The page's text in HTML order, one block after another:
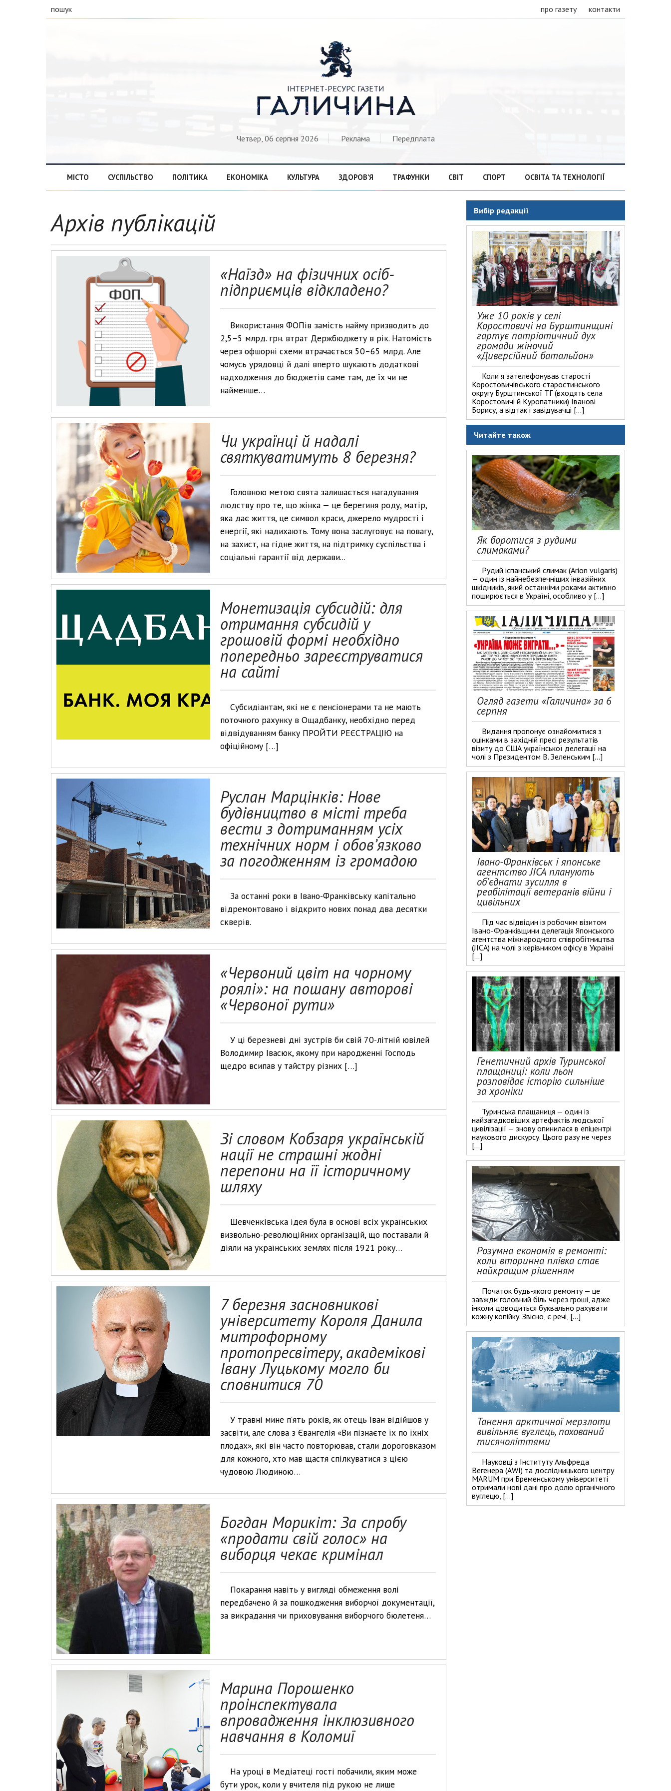
пошук про газету контакти

ІНТЕРНЕТ-РЕСУРС ГАЗЕТИ
ГАЛИЧИНА
Четвер, 06 серпня 2026 Реклама Передплата
МІСТО СУСПІЛЬСТВО ПОЛІТИКА ЕКОНОМІКА КУЛЬТУРА ЗДОРОВ’Я ТРАФУНКИ СВІТ СПОРТ ОСВІТА ТА ТЕХНОЛОГІЇ
Архів публікацій
«Наїзд» на фізичних осіб-
підприємців відкладено?
Використання ФОПів замість найму призводить до
2,5–5 млрд. грн. втрат Держбюджету в рік. Натомість
через офшорні схеми втрачається 50–65 млрд. Але
чомусь урядовці й далі вперто шукають додаткові
надходження до бюджетів саме там, де їх чи не
найменше…
Чи українці й надалі
святкуватимуть 8 березня?
Головною метою свята залишається нагадування
людству про те, що жінка — це берегиня роду, матір,
яка дає життя, це символ краси, джерело мудрості і
енергії, які надихають. Тому вона заслуговує на повагу,
на захист, на гідне життя, на підтримку суспільства і
соціальні гарантії від держави...
Монетизація субсидій: для
отримання субсидій у
грошовій формі необхідно
попередньо зареєструватися
на сайті
Субсидіантам, які не є пенсіонерами та не мають
поточного рахунку в Ощадбанку, необхідно перед
відвідуванням банку ПРОЙТИ РЕЄСТРАЦІЮ на
офіційному […]
Руслан Марцінків: Нове
будівництво в місті треба
вести з дотриманням усіх
технічних норм і обов’язково
за погодженням із громадою
За останні роки в Івано-Франківську капітально
відремонтовано і відкрито нових понад два десятки
скверів.
«Червоний цвіт на чорному
роялі»: на пошану авторові
«Червоної рути»
У ці березневі дні зустрів би свій 70-літній ювілей
Володимир Івасюк, якому при народженні Господь
щедро всипав у тайстру різних […]
Зі словом Кобзаря українській
нації не страшні жодні
перепони на її історичному
шляху
Шевченківська ідея була в основі всіх українських
визвольно-революційних організацій, що поставали й
діяли на українських землях після 1921 року…
7 березня засновникові
університету Короля Данила
митрофорному
протопресвітеру, академікові
Івану Луцькому могло би
сповнитися 70
У травні мине п’ять років, як отець Іван відійшов у
засвіти, але слова з Євангелія «Ви пізнаєте їх по їхніх
плодах», які він часто повторював, стали дороговказом
для кожного, хто мав щастя спілкуватися з цією
чудовою Людиною…
Богдан Морикіт: За спробу
«продати свій голос» на
виборця чекає кримінал
Покарання навіть у вигляді обмеження волі
передбачено й за пошкодження виборчої документації,
за викрадання чи приховування виборчого бюлетеня…
Марина Порошенко
проінспектувала
впровадження інклюзивного
навчання в Коломиї
На уроці в Медіатеці гості побачили, яким може
бути урок, коли у вчителя під рукою не лише
Вибір редакції
Уже 10 років у селі
Коростовичі на Бурштинщині
гартує патріотичний дух
громади жіночий
«Диверсійний батальйон»
Коли я зателефонував старості
Коростовичівського старостинського
округу Бурштинської ТГ (входять села
Коростовичі й Куропатники) Іванові
Борису, а відтак і завідувачці […]
Читайте також
Як боротися з рудими
слимаками?
Рудий іспанський слимак (Arion vulgaris)
— один із найнебезпечніших інвазійних
шкідників, який останніми роками активно
поширюється в Україні, особливо у […]
Огляд газети «Галичина» за 6
серпня
Видання пропонує ознайомитися з
оцінками в західній пресі результатів
візиту до США української делегації на
чолі з Президентом В. Зеленським […]
Івано-Франківськ і японське
агентство JICA планують
об’єднати зусилля в
реабілітації ветеранів війни і
цивільних
Під час відвідин із робочим візитом
Івано-Франківщини делегація Японського
агентства міжнародного співробітництва
(JICA) на чолі з керівником офісу в Україні
[…]
Генетичний архів Туринської
плащаниці: коли льон
розповідає історію сильніше
за хроніки
Туринська плащаниця — один із
найзагадковіших артефактів людської
цивілізації — знову опинилася в епіцентрі
наукового дискурсу. Цього разу не через
[…]
Розумна економія в ремонті:
коли вторинна плівка стає
найкращим рішенням
Початок будь-якого ремонту — це
завжди головний біль через гроші, адже
інколи доводиться буквально рахувати
кожну копійку. Звісно, є речі, […]
Танення арктичної мерзлоти
вивільняє вуглець, похований
тисячоліттями
Науковці з Інституту Альфреда
Вегенера (AWI) та дослідницького центру
MARUM при Бременському університеті
отримали нові дані про долю органічного
вуглецю, […]